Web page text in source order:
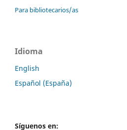
Para bibliotecarios/as
Idioma
English
Español (España)
Síguenos en: